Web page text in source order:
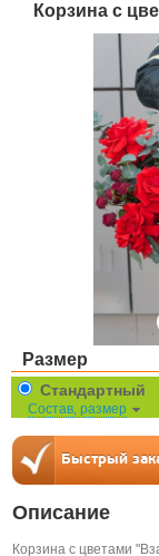
Корзина с
Размер
Стандартный
Состав, размер
Описание
Корзина с цветами